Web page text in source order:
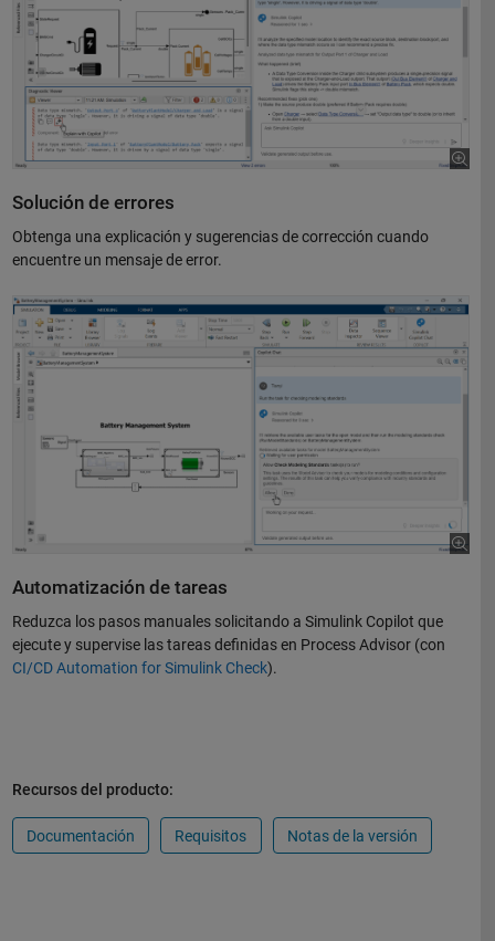
Solución de errores
Obtenga una explicación y sugerencias de corrección cuando
encuentre un mensaje de error.
Automatización de tareas
Reduzca los pasos manuales solicitando a Simulink Copilot que
ejecute y supervise las tareas definidas en Process Advisor (con
CI/CD Automation for Simulink Check).
Recursos del producto:
Documentación Requisitos Notas de la versión